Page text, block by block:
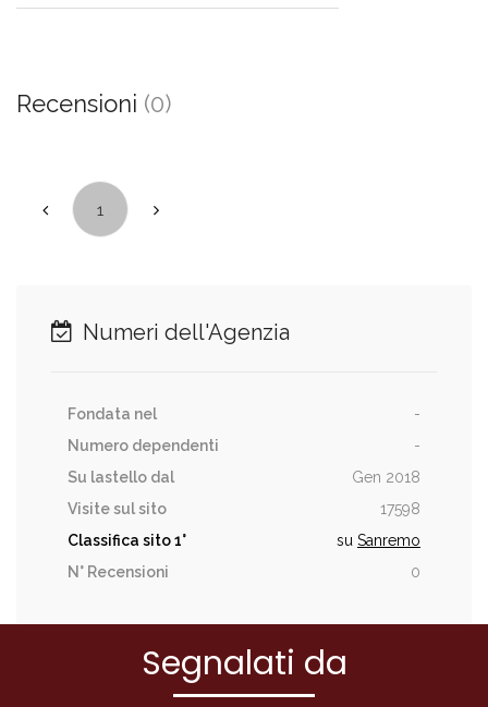
Recensioni (0)
1
Numeri dell'Agenzia
Fondata nel
-
Numero dependenti
-
Su lastello dal
Gen 2018
Visite sul sito
17598
Classifica sito1° su Sanremo
N° Recensioni
0
Segnalati da